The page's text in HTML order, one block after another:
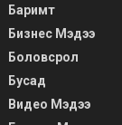
Баримт
Бизнес Мэдээ
Боловсрол
Бусад
Видео Мэдээ